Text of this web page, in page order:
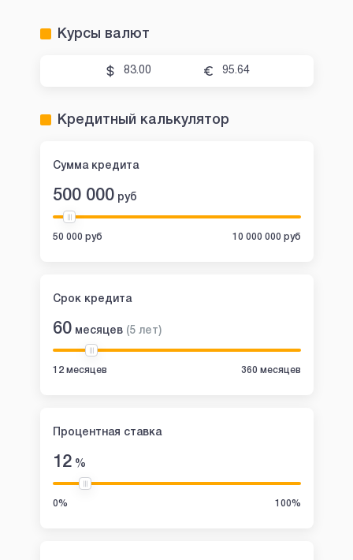
Курсы валют
83.00 95.64
Кредитный калькулятор
Сумма кредита
500 000 руб
50 000 руб 10 000 000 руб
Срок кредита
60 месяцев (5 лет)
12 месяцев 360 месяцев
Процентная ставка
12%
0% 100%